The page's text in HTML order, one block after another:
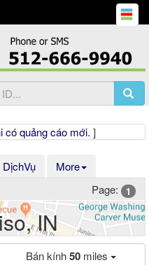
có quảng cáo mới. ]
DịchVụ
More
Page: 1
IN
Bán kính50miles